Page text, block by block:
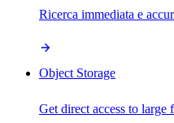
Ricerca immediata e
Object Storage
Get direct access to large